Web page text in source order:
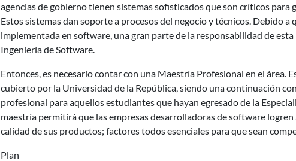
agencias de gobierno tienen sistemas sofisticados que son críticos
Estos sistemas dan soporte a procesos del negocio y técnicos. Debido
implementada en software, una gran parte de la responsabilidad de
Ingeniería de Software.
Entonces, es necesario contar con una Maestría Profesional en el área.
cubierto por la Universidad de la República, siendo una continuación
profesional para aquellos estudiantes que hayan egresado de la
maestría permitirá que las empresas desarrolladoras de software
calidad de sus productos; factores todos esenciales para que sean
Plan